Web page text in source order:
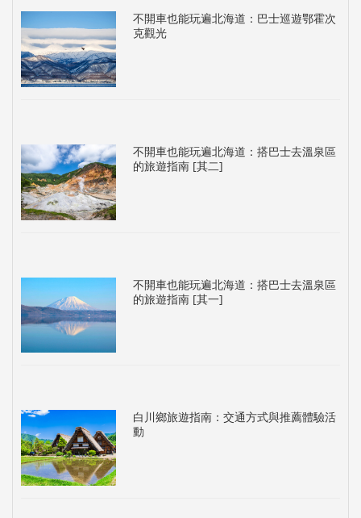
不開車也能玩遍北海道：巴士巡遊鄂霍次
克觀光
不開車也能玩遍北海道：搭巴士去溫泉區
的旅遊指南 [其二]
不開車也能玩遍北海道：搭巴士去溫泉區
的旅遊指南 [其一]
白川鄉旅遊指南：交通方式與推薦體驗活
動